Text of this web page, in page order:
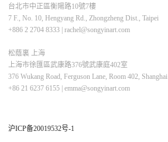
台北市中正區衡陽路10號7樓
7 F., No. 10, Hengyang Rd., Zhongzheng Dist., Taipei
+886 2 2704 8333 rachel@songyinart.com
松蔭裏 上海
上海市徐匯區武康路376號武康庭402室
376 Wukang Road, Ferguson Lane, Room 402, Shanghai
+86 21 6237 6155 emma@songyinart.com
沪ICP备20019532号-1